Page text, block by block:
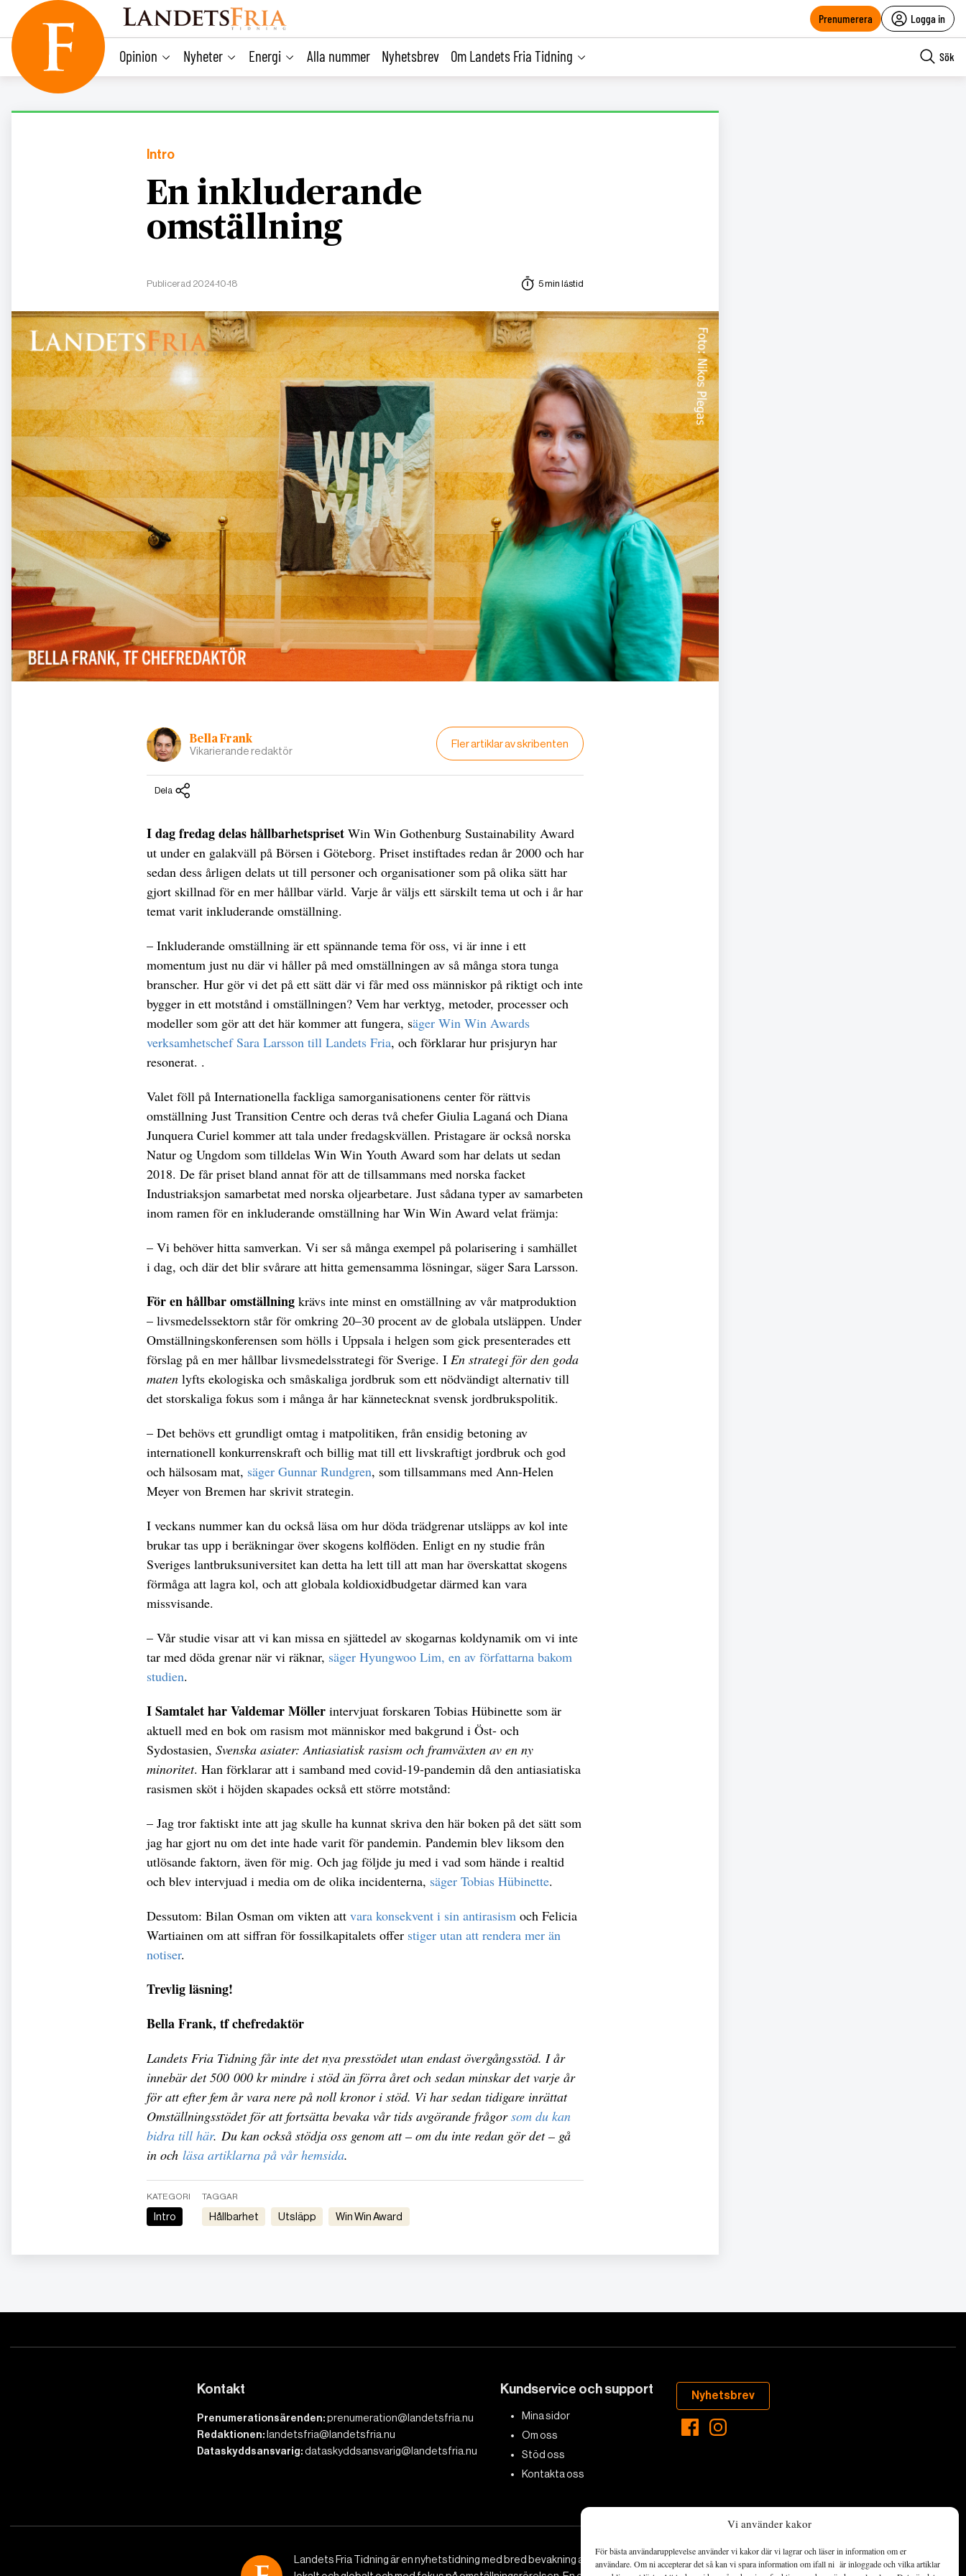
Vi använder kakor
För bästa användarupplevelse använder vi kakor där vi lagrar och läser in information om er
användare. Om ni accepterar det så kan vi spara information om ifall ni är inloggade och vilka artiklar
content
Prenumerera Logga in
Opinion Nyheter Energi Alla nummer Nyhetsbrev Om Landets Fria Tidning Sök
Intro
En inkluderande
omställning
Publicerad 2024-10-18 5 min lästid
Bella Frank
Vikarierande redaktör
Fler artiklar av skribenten
Dela
I dag fredag delas hållbarhetspriset Win Win Gothenburg Sustainability Award
ut under en galakväll på Börsen i Göteborg. Priset instiftades redan år 2000 och har
sedan dess årligen delats ut till personer och organisationer som på olika sätt har
gjort skillnad för en mer hållbar värld. Varje år väljs ett särskilt tema ut och i år har
temat varit inkluderande omställning.
– Inkluderande omställning är ett spännande tema för oss, vi är inne i ett
momentum just nu där vi håller på med omställningen av så många stora tunga
branscher. Hur gör vi det på ett sätt där vi får med oss människor på riktigt och inte
bygger in ett motstånd i omställningen? Vem har verktyg, metoder, processer och
modeller som gör att det här kommer att fungera, säger Win Win Awards
verksamhetschef Sara Larsson till Landets Fria, och förklarar hur prisjuryn har
resonerat. .
Valet föll på Internationella fackliga samorganisationens center för rättvis
omställning Just Transition Centre och deras två chefer Giulia Laganá och Diana
Junquera Curiel kommer att tala under fredagskvällen. Pristagare är också norska
Natur og Ungdom som tilldelas Win Win Youth Award som har delats ut sedan
2018. De får priset bland annat för att de tillsammans med norska facket
Industriaksjon samarbetat med norska oljearbetare. Just sådana typer av samarbeten
inom ramen för en inkluderande omställning har Win Win Award velat främja:
– Vi behöver hitta samverkan. Vi ser så många exempel på polarisering i samhället
i dag, och där det blir svårare att hitta gemensamma lösningar, säger Sara Larsson.
För en hållbar omställning krävs inte minst en omställning av vår matproduktion
– livsmedelssektorn står för omkring 20–30 procent av de globala utsläppen. Under
Omställningskonferensen som hölls i Uppsala i helgen som gick presenterades ett
förslag på en mer hållbar livsmedelsstrategi för Sverige. I En strategi för den goda
maten lyfts ekologiska och småskaliga jordbruk som ett nödvändigt alternativ till
det storskaliga fokus som i många år har kännetecknat svensk jordbrukspolitik.
– Det behövs ett grundligt omtag i matpolitiken, från ensidig betoning av
internationell konkurrenskraft och billig mat till ett livskraftigt jordbruk och god
och hälsosam mat, säger Gunnar Rundgren, som tillsammans med Ann-Helen
Meyer von Bremen har skrivit strategin.
I veckans nummer kan du också läsa om hur döda trädgrenar utsläpps av kol inte
brukar tas upp i beräkningar över skogens kolflöden. Enligt en ny studie från
Sveriges lantbruksuniversitet kan detta ha lett till att man har överskattat skogens
förmåga att lagra kol, och att globala koldioxidbudgetar därmed kan vara
missvisande.
– Vår studie visar att vi kan missa en sjättedel av skogarnas koldynamik om vi inte
tar med döda grenar när vi räknar, säger Hyungwoo Lim, en av författarna bakom
studien.
I Samtalet har Valdemar Möller intervjuat forskaren Tobias Hübinette som är
aktuell med en bok om rasism mot människor med bakgrund i Öst- och
Sydostasien, Svenska asiater: Antiasiatisk rasism och framväxten av en ny
minoritet. Han förklarar att i samband med covid-19-pandemin då den antiasiatiska
rasismen sköt i höjden skapades också ett större motstånd:
– Jag tror faktiskt inte att jag skulle ha kunnat skriva den här boken på det sätt som
jag har gjort nu om det inte hade varit för pandemin. Pandemin blev liksom den
utlösande faktorn, även för mig. Och jag följde ju med i vad som hände i realtid
och blev intervjuad i media om de olika incidenterna, säger Tobias Hübinette.
Dessutom: Bilan Osman om vikten att vara konsekvent i sin antirasism och Felicia
Wartiainen om att siffran för fossilkapitalets offer stiger utan att rendera mer än
notiser.
Trevlig läsning!
Bella Frank, tf chefredaktör
Landets Fria Tidning får inte det nya presstödet utan endast övergångsstöd. I år
innebär det 500 000 kr mindre i stöd än förra året och sedan minskar det varje år
för att efter fem år vara nere på noll kronor i stöd. Vi har sedan tidigare inrättat
Omställningsstödet för att fortsätta bevaka vår tids avgörande frågorsom du kan
bidra till här. Du kan också stödja oss genom att – om du inte redan gör det – gå
in och läsa artiklarna på vår hemsida.
KATEGORI
Intro
TAGGAR
Hållbarhet Utsläpp Win Win Award
Kontakt
Prenumerationsärenden:prenumeration@landetsfria.nu
Redaktionen: landetsfria@landetsfria.nu
Dataskyddsansvarig:dataskyddsansvarig@landetsfria.nu
Kundservice och support
Mina sidor
Om oss
Stöd oss
Kontakta oss
Nyhetsbrev
Landets Fria Tidning är en nyhetstidning med bred bevakning av det viktigaste som händer